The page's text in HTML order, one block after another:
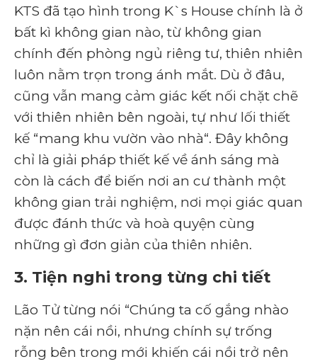
KTS đã tạo hình trong K`s House chính là ở
bất kì không gian nào, từ không gian
chính đến phòng ngủ riêng tư, thiên nhiên
luôn nằm trọn trong ánh mắt. Dù ở đâu,
cũng vẫn mang cảm giác kết nối chặt chẽ
với thiên nhiên bên ngoài, tự như lối thiết
kế “mang khu vườn vào nhà“. Đây không
chỉ là giải pháp thiết kế về ánh sáng mà
còn là cách để biến nơi an cư thành một
không gian trải nghiệm, nơi mọi giác quan
được đánh thức và hoà quyện cùng
những gì đơn giản của thiên nhiên.
3. Tiện nghi trong từng chi tiết
Lão Tử từng nói “Chúng ta cố gắng nhào
nặn nên cái nồi, nhưng chính sự trống
rỗng bên trong mới khiến cái nồi trở nên